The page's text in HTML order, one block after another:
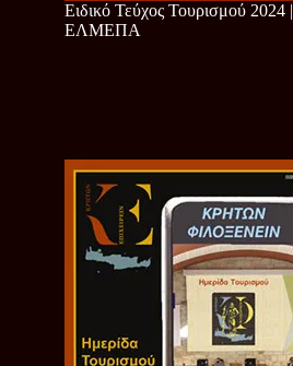
Ειδικό Τεύχος Τουρισμού 2024 |
ΕΛΜΕΠΑ